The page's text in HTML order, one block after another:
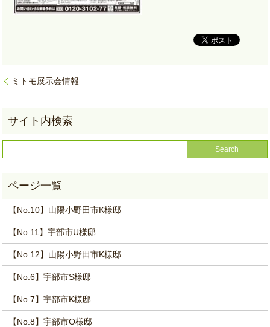
ミトモ展示会情報
【No.10】山陽小野田市K様邸
【No.11】宇部市U様邸
【No.12】山陽小野田市K様邸
【No.6】宇部市S様邸
【No.7】宇部市K様邸
【No.8】宇部市O様邸